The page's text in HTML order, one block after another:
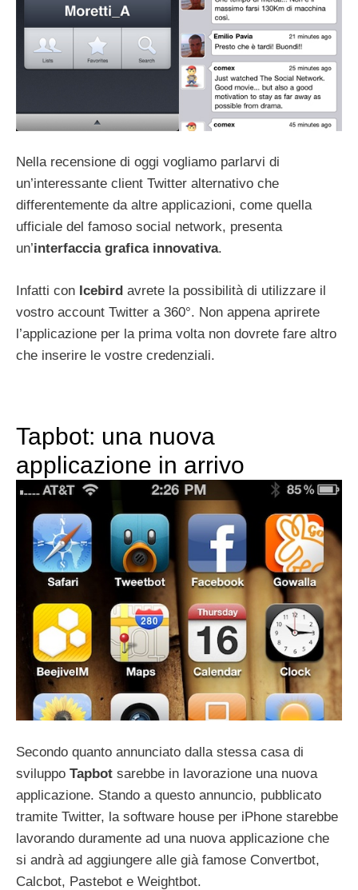
Nella recensione di oggi vogliamo parlarvi di
un’interessante client Twitter alternativo che
differentemente da altre applicazioni, come quella
ufficiale del famoso social network, presenta
un’interfaccia grafica innovativa.
Infatti con Icebird avrete la possibilità di utilizzare il
vostro account Twitter a 360°. Non appena aprirete
l’applicazione per la prima volta non dovrete fare altro
che inserire le vostre credenziali.
Tapbot: una nuova
applicazione in arrivo
Secondo quanto annunciato dalla stessa casa di
sviluppo Tapbot sarebbe in lavorazione una nuova
applicazione. Stando a questo annuncio, pubblicato
tramite Twitter, la software house per iPhone starebbe
lavorando duramente ad una nuova applicazione che
si andrà ad aggiungere alle già famose Convertbot,
Calcbot, Pastebot e Weightbot.